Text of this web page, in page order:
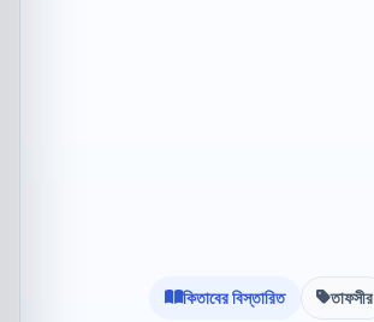
কিতাবের বিস্তারিত তাফসীর